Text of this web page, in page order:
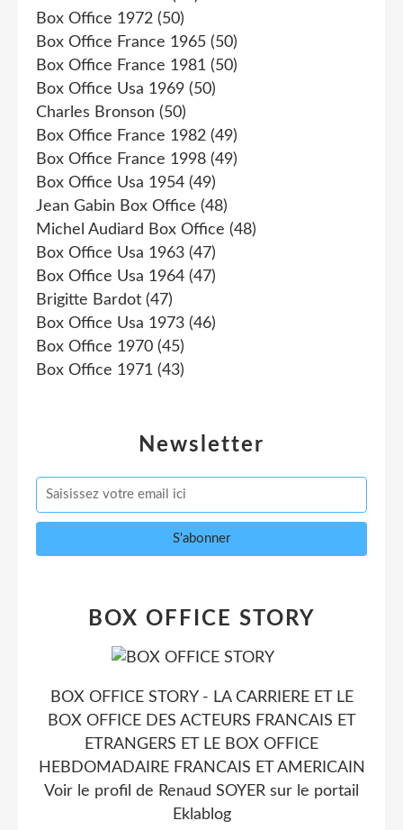
Newsletter
Box Office 1972 (50)
Box Office France 1965 (50)
Box Office France 1981 (50)
Box Office Usa 1969 (50)
Charles Bronson (50)
Box Office France 1982 (49)
Box Office France 1998 (49)
Box Office Usa 1954 (49)
Jean Gabin Box Office (48)
Michel Audiard Box Office (48)
Box Office Usa 1963 (47)
Box Office Usa 1964 (47)
Brigitte Bardot (47)
Box Office Usa 1973 (46)
Box Office 1970 (45)
Box Office 1971 (43)
BOX OFFICE STORY
BOX OFFICE STORY - LA CARRIERE ET LE
BOX OFFICE DES ACTEURS FRANCAIS ET
ETRANGERS ET LE BOX OFFICE
HEBDOMADAIRE FRANCAIS ET AMERICAIN
Voir le profil de Renaud SOYER sur le portail
Eklablog